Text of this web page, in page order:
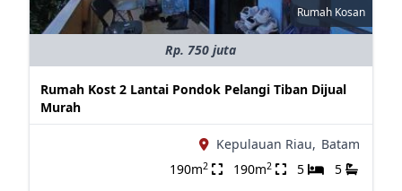
Rumah Kosan
Rp. 750 juta
Rumah Kost 2 Lantai Pondok Pelangi Tiban Dijual
Murah
Kepulauan Riau, Batam
190m2 190m2 5 5